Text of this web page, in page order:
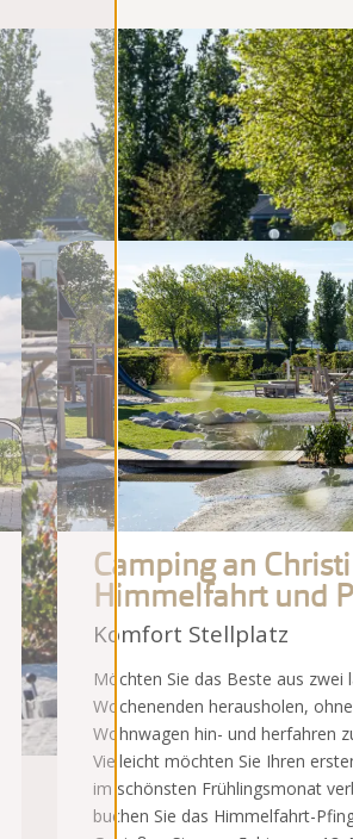
Camping an Christi
Himmelfahrt und
Komfort Stellplatz
Möchten Sie das Beste aus zwei
Wochenenden herausholen,
Wohnwagen hin- und herfahren
Vielleicht möchten Sie Ihren
im schönsten Frühlingsmonat
buchen Sie das Himmelfahrt-